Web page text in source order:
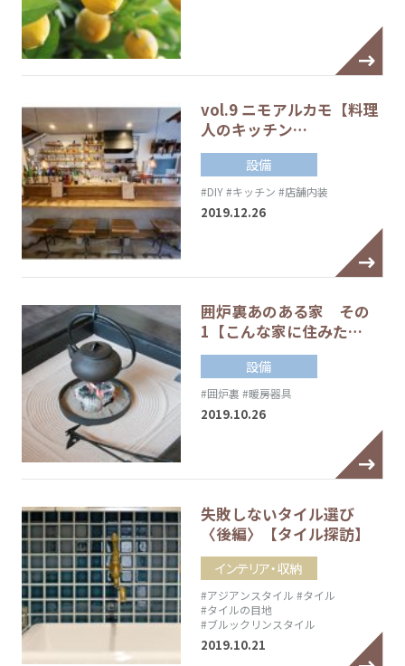
vol.9 ニモアルカモ【料理
人のキッチン…
設備
#DIY#キッチン #店舗内装
2019.12.26
囲炉裏あのある家 その
1【こんな家に住みた…
設備
#囲炉裏 #暖房器具
2019.10.26
失敗しないタイル選び
〈後編〉【タイル探訪】
インテリア・収納
#アジアンスタイル #タイル
#タイルの目地
#ブルックリンスタイル
2019.10.21